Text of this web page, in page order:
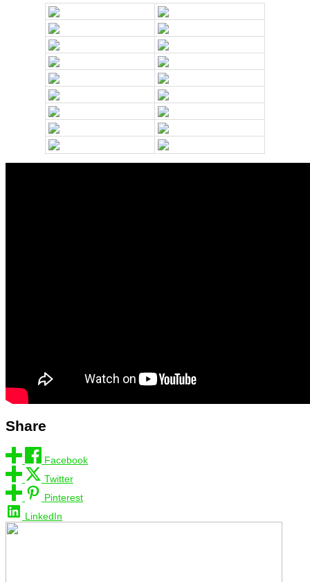
Share
Facebook
Twitter
Pinterest
LinkedIn